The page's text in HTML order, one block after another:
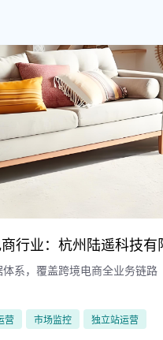
行业：杭州陆遥科技有
系，覆盖跨境电商全业务链路
营 市场监控 独立站运营